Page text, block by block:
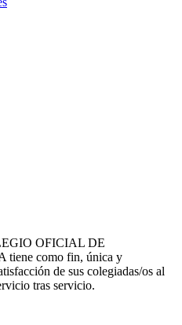
OFICIAL DE
como fin, única y
de sus colegiadas/os al
tras servicio.